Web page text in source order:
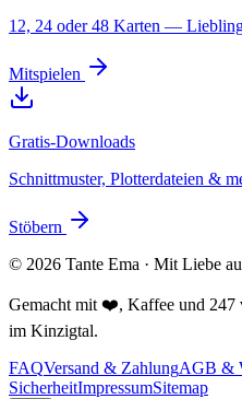
12, 24 oder 48 Karten —
Mitspielen
Gratis-Downloads
Schnittmuster, Plotterdateien &
Stöbern
© 2026 Tante Ema · Mit Liebe
Gemacht mit ❤️, Kaffee und 247
im Kinzigtal.
FAQVersand & ZahlungAGB &
SicherheitImpressumSitemap